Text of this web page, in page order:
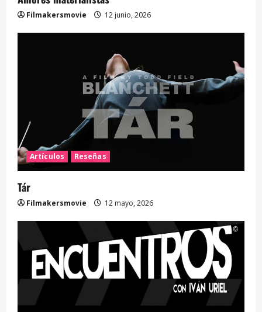
Filmakersmovie 12 junio, 2026
Artículos Reseñas
Tár
Filmakersmovie 12 mayo, 2026